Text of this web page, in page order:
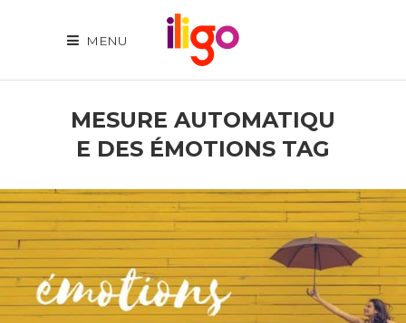
MENU
MESURE AUTOMATIQU
E DES ÉMOTIONS TAG